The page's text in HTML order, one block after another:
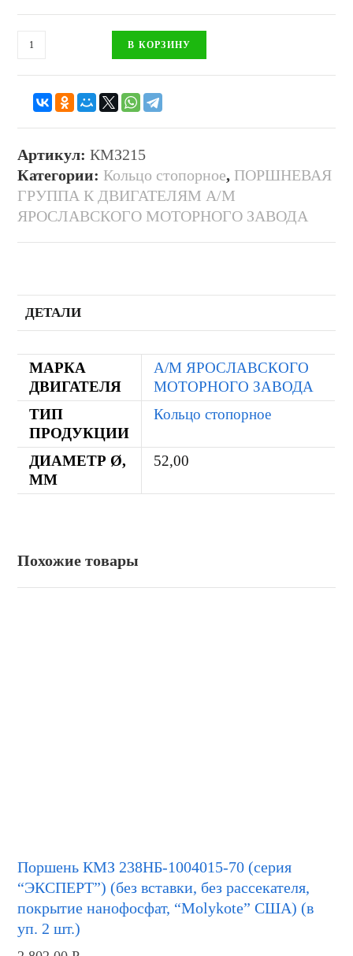
В КОРЗИНУ
Артикул:КМЗ215
Категории: Кольцо стопорное, ПОРШНЕВАЯ
ГРУППА К ДВИГАТЕЛЯМ А/М
ЯРОСЛАВСКОГО МОТОРНОГО ЗАВОДА
ДЕТАЛИ
МАРКА
ДВИГАТЕЛЯ
А/М ЯРОСЛАВСКОГО
МОТОРНОГО ЗАВОДА
ТИП
ПРОДУКЦИИ
Кольцо стопорное
ДИАМЕТР Ø,
ММ
52,00
Похожие товары
Поршень КМЗ 238НБ-1004015-70 (серия
“ЭКСПЕРТ”) (без вставки, без рассекателя,
покрытие нанофосфат, “Molykote” США) (в
уп. 2 шт.)